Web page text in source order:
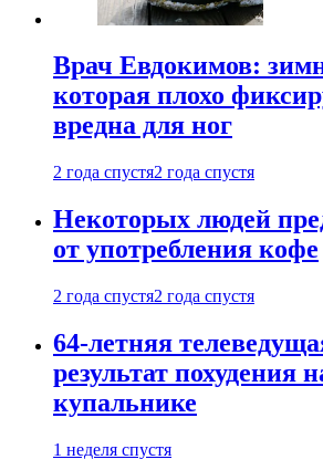
Врач Евдокимов:
которая плохо
вредна для ног
2 года спустя2 года спустя
Некоторых людей
от употребления кофе
2 года спустя2 года спустя
64-летняя
результат похудения
купальнике
1 неделя спустя